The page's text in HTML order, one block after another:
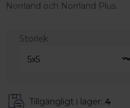
Norrland och Norrland Plus.
Storlek
Tillgängligt i lager: 4